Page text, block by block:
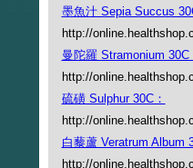
墨魚汁 Sepia Succus
http://
曼陀羅 Stramonium 30C
http://
硫磺 Sulphur 30C：
http://
白藜蘆 Veratrum Album
http://